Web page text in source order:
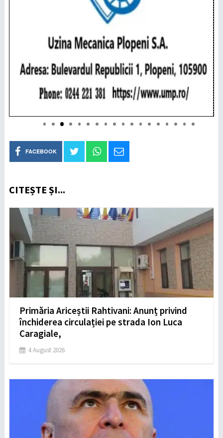
FACEBOOK
CITEȘTE ȘI...
Primăria Ariceștii Rahtivani: Anunț privind
închiderea circulației pe strada Ion Luca
Caragiale,
4 August 2026